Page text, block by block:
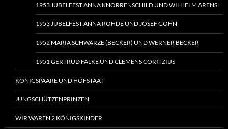
1953 JUBELFEST ANNA KNORRENSCHILD UND WILHELM ARENS
1953 JUBELFEST ANNA ROHDE UND JOSEF GÖHN
1952 MARIA SCHWARZE (BECKER) UND WERNER BECKER
1951 GERTRUD FALKE UND CLEMENS CORITZIUS
KÖNIGSPAARE UND HOFSTAAT
JUNGSCHÜTZENPRINZEN
WIR WAREN 2 KÖNIGSKINDER